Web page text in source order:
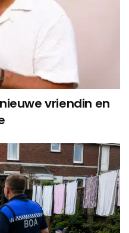
vriendin en